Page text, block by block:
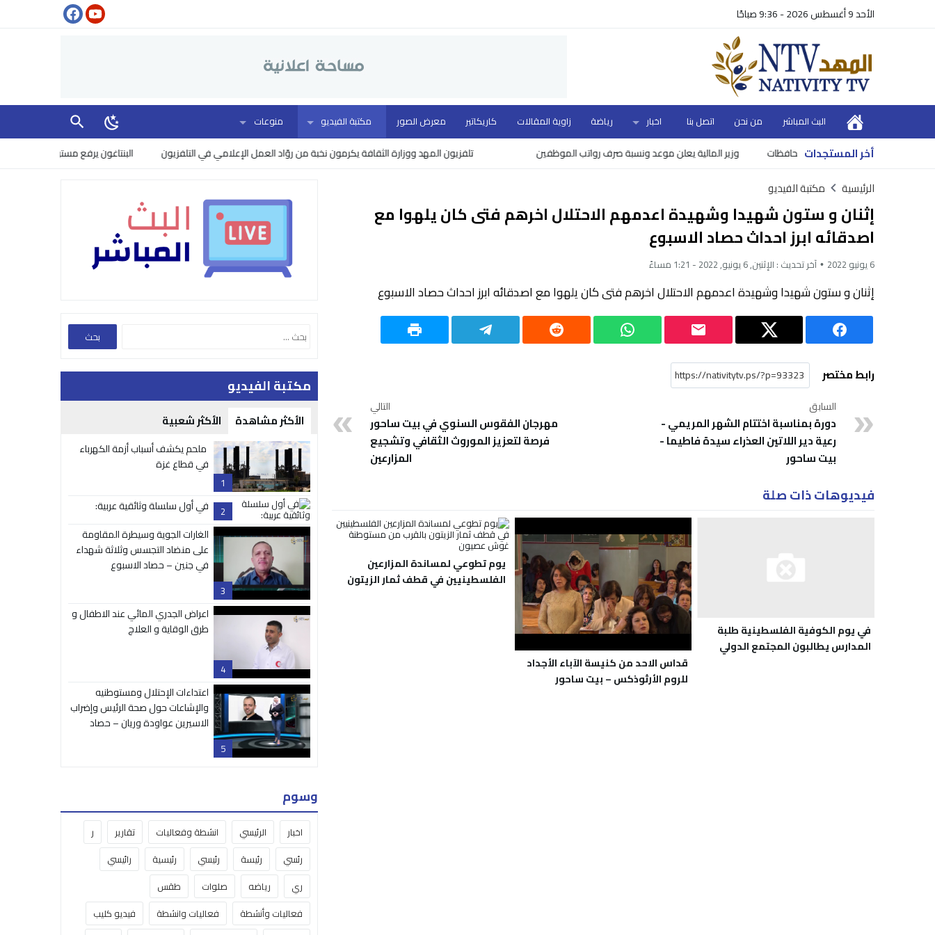
الأحد 9 أغسطس 2026 - 9:36 صباحًا
البث المباشر من نحن اتصل بنا اخبار رياضة زاوية المقالات كاريكاتير معرض الصور مكتبة الفيديو منوعات
أخر المستجدات تلفزيون المهد ووزارة الثقافة يكرمون نخبة من روّاد العمل الإعلامي في التلفزيون البنتاغون يرفع مستوى الخطر: وزير المالية يعلن موعد ونسبة صرف رواتب الموظفين
الرئيسية مكتبة الفيديو
إثنان و ستون شهيدا وشهيدة اعدمهم الاحتلال اخرهم فتى كان يلهوا مع
اصدقائه ابرز احداث حصاد الاسبوع
6 يونيو 2022 آخر تحديث : الإثنين, 6 يونيو, 2022 - 1:21 مساءً
إثنان و ستون شهيدا وشهيدة اعدمهم الاحتلال اخرهم فتى كان يلهوا مع اصدقائه ابرز احداث حصاد الاسبوع
رابط مختصر
السابق
دورة بمناسبة اختتام الشهر المريمي -
رعية دير اللاتين العذراء سيدة فاطيما -
بيت ساحور
التالي
مهرجان الفقوس السنوي في بيت ساحور
فرصة لتعزيز الموروث الثقافي وتشجيع
المزارعين
فيديوهات ذات صلة
في يوم الكوفية الفلسطينية طلبة
المدارس يطالبون المجتمع الدولي
قداس الاحد من كنيسة الآباء الأجداد
للروم الأرثوذكس – بيت ساحور
يوم تطوعي لمساندة المزارعين
الفلسطينيين في قطف ثمار الزيتون
مكتبة الفيديو
الأكثر مشاهدة الأكثر شعبية
1
ملحم يكشف أسباب أزمة الكهرباء
في قطاع غزة
2 في أول سلسلة وثائقية عربية:
3
الغارات الجوية وسيطرة المقاومة
على منضاد التجسس وثلاثة شهداء
في جنين – حصاد الاسبوع
4
اعراض الجدري المائي عند الاطفال و
طرق الوقاية و العلاج
5
اعتداءات الإحتلال ومستوطنيه
والإشاعات حول صحة الرئيس وإضراب
الاسيرين عواودة وريان – حصاد
وسوم
اخبار الرئيسي انشطة وفعاليات تقارير
ر
رئسي
رئيسة رئيسي رئيسية
رائيسي
ري
رياضه صلوات
طقس
فعاليات وأنشطة
فعاليات وانشطة
فيديو كليب